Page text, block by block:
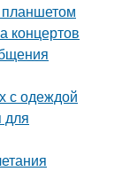
концертов
с одеждой
для